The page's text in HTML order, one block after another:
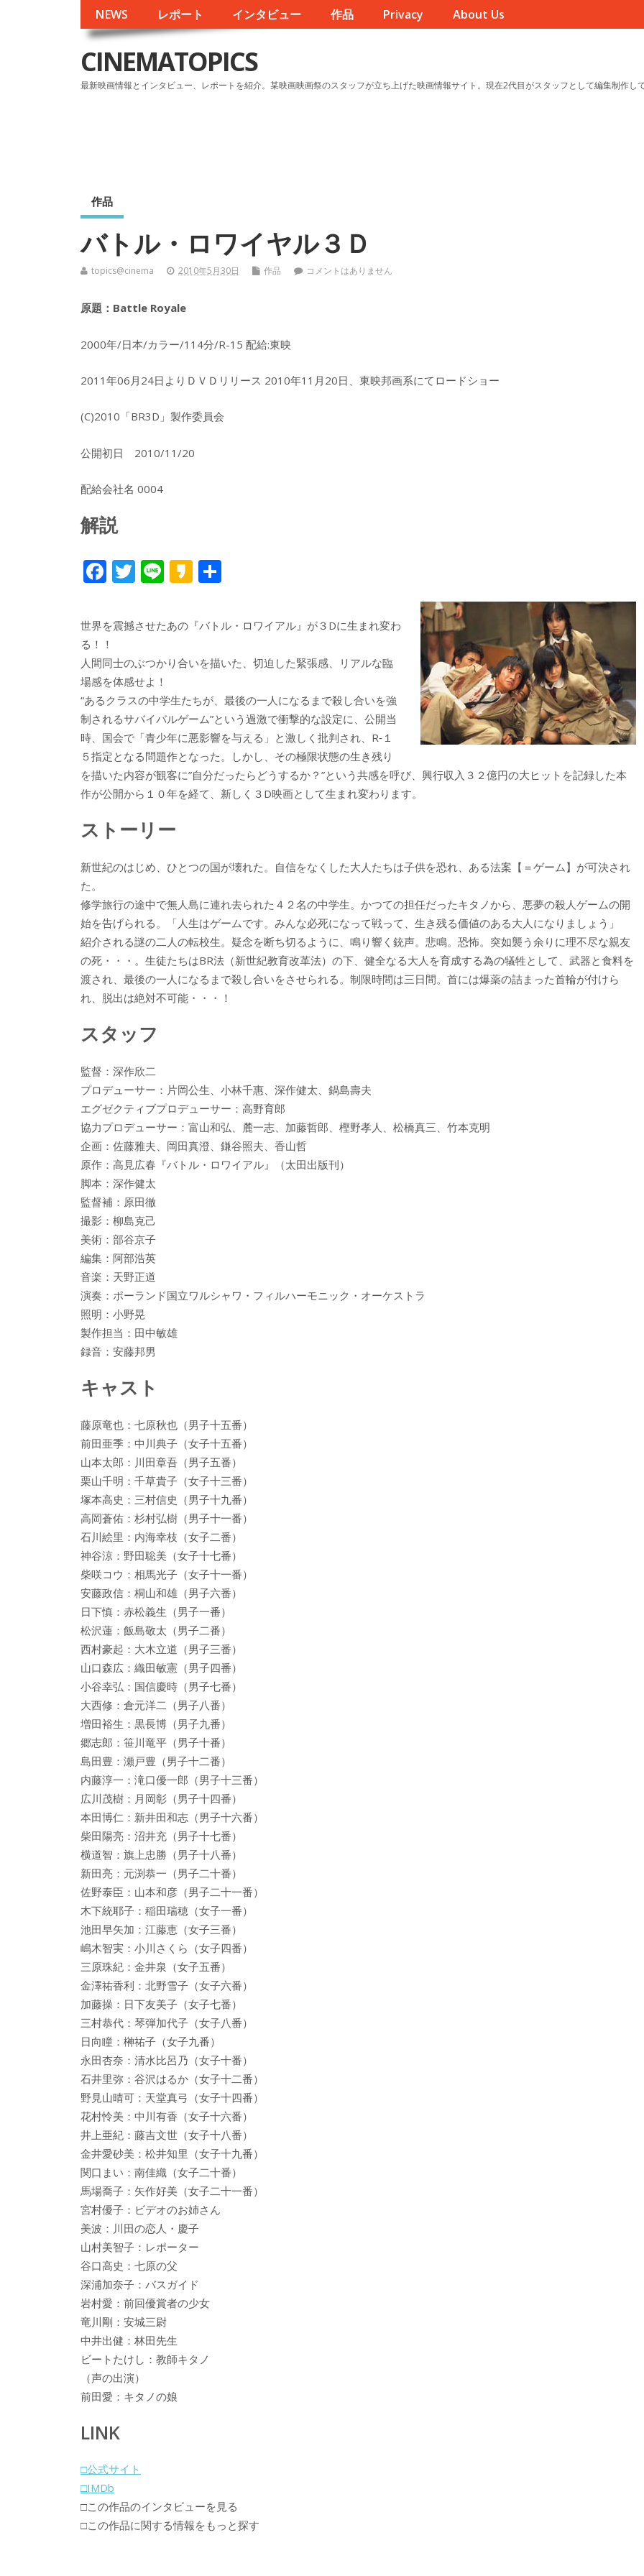
NEWS レポート インタビュー 作品 Privacy About Us
CINEMATOPICS
最新映画情報とインタビュー、レポートを紹介。某映画映画祭のスタッフが立ち上げた映画情報サイト。現在2代目がスタッフとして編集制作して
作品
バトル・ロワイヤル３Ｄ
topics@cinema 2010年5月30日 作品 コメントはありません
原題：Battle Royale
2000年/日本/カラー/114分/R-15 配給:東映
2011年06月24日よりＤＶＤリリース 2010年11月20日、東映邦画系にてロードショー
(C)2010「BR3D」製作委員会
公開初日 2010/11/20
配給会社名 0004
解説
F
e
b
o
o
k
T
itt
er
Li
e
K
k
a
o
世界を震撼させたあの『バトル・ロワイアル』が３Dに生まれ変わ
る！！
人間同士のぶつかり合いを描いた、切迫した緊張感、リアルな臨
場感を体感せよ！
“あるクラスの中学生たちが、最後の一人になるまで殺し合いを強
制されるサバイバルゲーム”という過激で衝撃的な設定に、公開当
時、国会で「青少年に悪影響を与える」と激しく批判され、R‐１
５指定となる問題作となった。しかし、その極限状態の生き残り
を描いた内容が観客に”自分だったらどうするか？”という共感を呼び、興行収入３２億円の大ヒットを記録した本
作が公開から１０年を経て、新しく３D映画として生まれ変わります。
ストーリー
新世紀のはじめ、ひとつの国が壊れた。自信をなくした大人たちは子供を恐れ、ある法案【＝ゲーム】が可決され
た。
修学旅行の途中で無人島に連れ去られた４２名の中学生。かつての担任だったキタノから、悪夢の殺人ゲームの開
始を告げられる。「人生はゲームです。みんな必死になって戦って、生き残る価値のある大人になりましょう」
紹介される謎の二人の転校生。疑念を断ち切るように、鳴り響く銃声。悲鳴。恐怖。突如襲う余りに理不尽な親友
の死・・・。生徒たちはBR法（新世紀教育改革法）の下、健全なる大人を育成する為の犠牲として、武器と食料を
渡され、最後の一人になるまで殺し合いをさせられる。制限時間は三日間。首には爆薬の詰まった首輪が付けら
れ、脱出は絶対不可能・・・！
スタッフ
監督：深作欣二
プロデューサー：片岡公生、小林千惠、深作健太、鍋島壽夫
エグゼクティブプロデューサー：高野育郎
協力プロデューサー：富山和弘、麓一志、加藤哲郎、樫野孝人、松橋真三、竹本克明
企画：佐藤雅夫、岡田真澄、鎌谷照夫、香山哲
原作：高見広春『バトル・ロワイアル』（太田出版刊）
脚本：深作健太
監督補：原田徹
撮影：柳島克己
美術：部谷京子
編集：阿部浩英
音楽：天野正道
演奏：ポーランド国立ワルシャワ・フィルハーモニック・オーケストラ
照明：小野晃
製作担当：田中敏雄
録音：安藤邦男
キャスト
藤原竜也：七原秋也（男子十五番）
前田亜季：中川典子（女子十五番）
山本太郎：川田章吾（男子五番）
栗山千明：千草貴子（女子十三番）
塚本高史：三村信史（男子十九番）
高岡蒼佑：杉村弘樹（男子十一番）
石川絵里：内海幸枝（女子二番）
神谷涼：野田聡美（女子十七番）
柴咲コウ：相馬光子（女子十一番）
安藤政信：桐山和雄（男子六番）
日下慎：赤松義生（男子一番）
松沢蓮：飯島敬太（男子二番）
西村豪起：大木立道（男子三番）
山口森広：織田敏憲（男子四番）
小谷幸弘：国信慶時（男子七番）
大西修：倉元洋二（男子八番）
増田裕生：黒長博（男子九番）
郷志郎：笹川竜平（男子十番）
島田豊：瀬戸豊（男子十二番）
内藤淳一：滝口優一郎（男子十三番）
広川茂樹：月岡彰（男子十四番）
本田博仁：新井田和志（男子十六番）
柴田陽亮：沼井充（男子十七番）
横道智：旗上忠勝（男子十八番）
新田亮：元渕恭一（男子二十番）
佐野泰臣：山本和彦（男子二十一番）
木下統耶子：稲田瑞穂（女子一番）
池田早矢加：江藤恵（女子三番）
嶋木智実：小川さくら（女子四番）
三原珠紀：金井泉（女子五番）
金澤祐香利：北野雪子（女子六番）
加藤操：日下友美子（女子七番）
三村恭代：琴弾加代子（女子八番）
日向瞳：榊祐子（女子九番）
永田杏奈：清水比呂乃（女子十番）
石井里弥：谷沢はるか（女子十二番）
野見山晴可：天堂真弓（女子十四番）
花村怜美：中川有香（女子十六番）
井上亜紀：藤吉文世（女子十八番）
金井愛砂美：松井知里（女子十九番）
関口まい：南佳織（女子二十番）
馬場喬子：矢作好美（女子二十一番）
宮村優子：ビデオのお姉さん
美波：川田の恋人・慶子
山村美智子：レポーター
谷口高史：七原の父
深浦加奈子：バスガイド
岩村愛：前回優賞者の少女
竜川剛：安城三尉
中井出健：林田先生
ビートたけし：教師キタノ
（声の出演）
前田愛：キタノの娘
LINK
□公式サイト
□IMDb
□この作品のインタビューを見る
□この作品に関する情報をもっと探す